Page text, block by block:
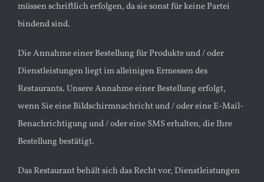
müssen schriftlich erfolgen, da sie sonst für keine Partei
bindend sind.
Die Annahme einer Bestellung für Produkte und / oder
Dienstleistungen liegt im alleinigen Ermessen des
Restaurants. Unsere Annahme einer Bestellung erfolgt,
wenn Sie eine Bildschirmnachricht und / oder eine E-Mail-
Benachrichtigung und / oder eine SMS erhalten, die Ihre
Bestellung bestätigt.
Das Restaurant behält sich das Recht vor, Dienstleistungen